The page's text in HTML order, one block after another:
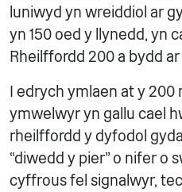
luniwyd yn wreiddiol ar
yn 150 oed y llynedd, yn
Rheilffordd 200 a bydd
I edrych ymlaen at y 200
ymwelwyr yn gallu cael
rheilffordd y dyfodol
“diwedd y pier” o nifer o
cyffrous fel signalwyr,